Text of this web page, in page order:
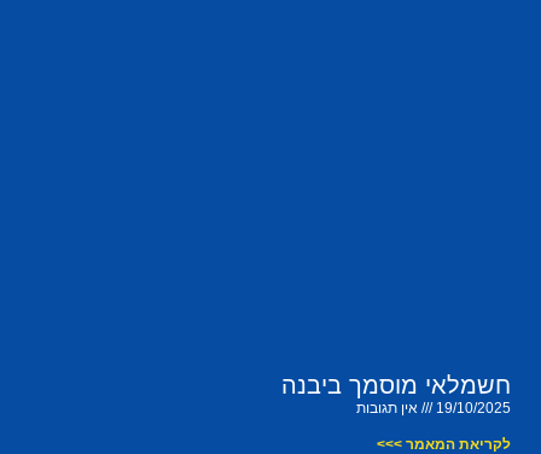
חשמלאי מוסמך ביבנה
19/10/2025 אין תגובות
לקריאת המאמר >>>